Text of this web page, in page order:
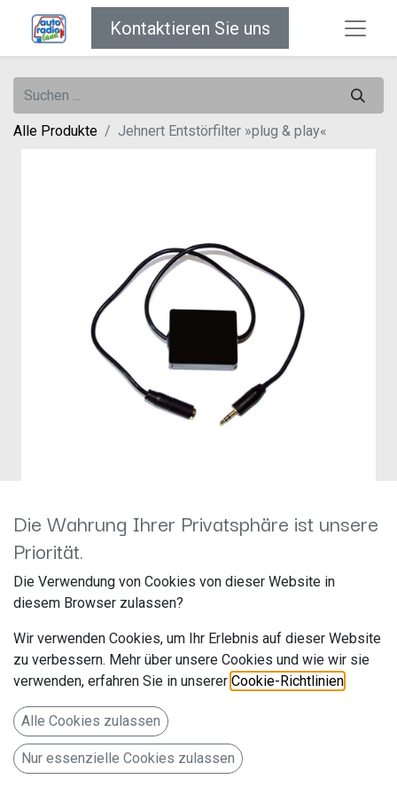
Kontaktieren Sie uns
Alle Produkte Jehnert Entstörfilter »plug & play«
Jehnert Entstörfilter »plug &
play«
Artikelnummer: 68499
28,00€ Alle Preise inkl. MwSt.
Die Wahrung Ihrer Privatsphäre ist unsere
Priorität.
Die Verwendung von Cookies von dieser Website in
diesem Browser zulassen?
Wir verwenden Cookies, um Ihr Erlebnis auf dieser Website
zu verbessern. Mehr über unsere Cookies und wie wir sie
verwenden, erfahren Sie in unserer Cookie-Richtlinien
Alle Cookies zulassen
Nur essenzielle Cookies zulassen